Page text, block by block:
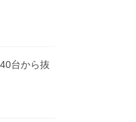
台から抜